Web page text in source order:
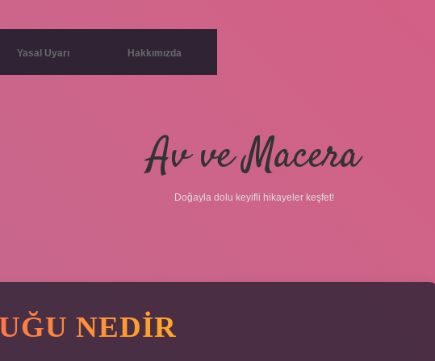
Yasal Uyarı Hakkımızda
Av ve Macera
Doğayla dolu keyifli hikayeler keşfet!
NEDIR